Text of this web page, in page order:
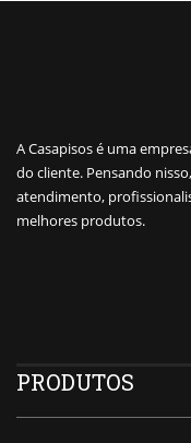
A Casapisos é uma
do cliente. Pensando
atendimento,
melhores produtos.
PRODUTOS